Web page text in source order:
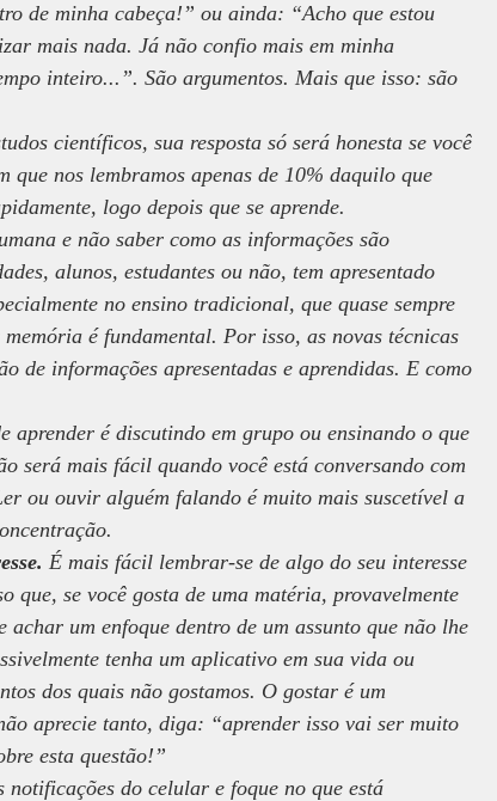
de minha cabeça!” ou ainda: “Acho que estou
mais nada. Já não confio mais em minha
inteiro...”. São argumentos. Mais que isso: são
científicos, sua resposta só será honesta se você
que nos lembramos apenas de 10% daquilo que
logo depois que se aprende.
e não saber como as informações são
alunos, estudantes ou não, tem apresentado
no ensino tradicional, que quase sempre
é fundamental. Por isso, as novas técnicas
de informações apresentadas e aprendidas. E como
aprender é discutindo em grupo ou ensinando o que
será mais fácil quando você está conversando com
ou ouvir alguém falando é muito mais suscetível a
É mais fácil lembrar-se de algo do seu interesse
que, se você gosta de uma matéria, provavelmente
um enfoque dentro de um assunto que não lhe
tenha um aplicativo em sua vida ou
dos quais não gostamos. O gostar é um
aprecie tanto, diga: “aprender isso vai ser muito
esta questão!”
do celular e foque no que está